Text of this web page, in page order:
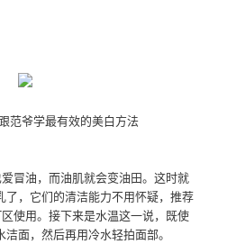
范爷学最有效的美白方法
冒油，而油肌就会变油田。这时就
了，它们的清洁能力不用怀疑，推荐
使用。接下来是水温这一说，既使
面，然后再用冷水轻拍面部。